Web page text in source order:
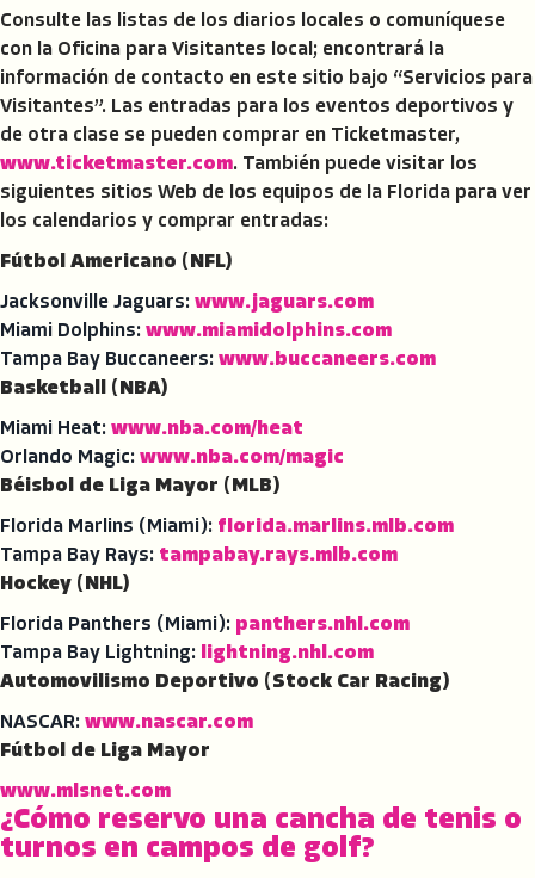
Consulte las listas de los diarios locales o comuníquese
con la Oficina para Visitantes local; encontrará la
información de contacto en este sitio bajo “Servicios para
Visitantes”. Las entradas para los eventos deportivos y
de otra clase se pueden comprar en Ticketmaster,
www.ticketmaster.com. También puede visitar los
siguientes sitios Web de los equipos de la Florida para ver
los calendarios y comprar entradas:
Fútbol Americano (NFL)
Jacksonville Jaguars: www.jaguars.com
Miami Dolphins: www.miamidolphins.com
Tampa Bay Buccaneers: www.buccaneers.com
Basketball (NBA)
Miami Heat: www.nba.com/heat
Orlando Magic: www.nba.com/magic
Béisbol de Liga Mayor (MLB)
Florida Marlins (Miami): florida.marlins.mlb.com
Tampa Bay Rays: tampabay.rays.mlb.com
Hockey (NHL)
Florida Panthers (Miami): panthers.nhl.com
Tampa Bay Lightning: lightning.nhl.com
Automovilismo Deportivo (Stock Car Racing)
NASCAR: www.nascar.com
Fútbol de Liga Mayor
www.mlsnet.com
¿Cómo reservo una cancha de tenis o
turnos en campos de golf?